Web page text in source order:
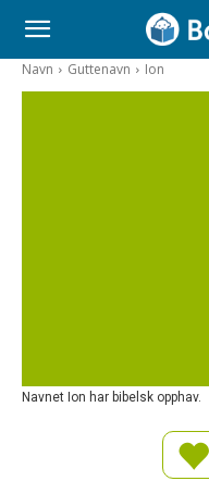
Navn Guttenavn Ion
Navnet Ion har bibelsk opphav.